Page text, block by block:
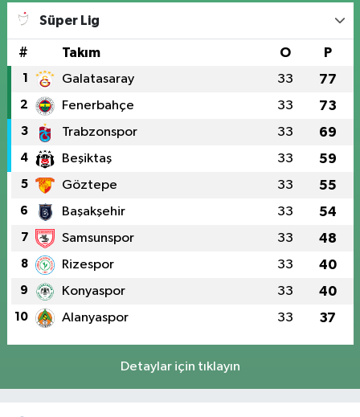
Süper Lig
# Takım O P
1 Galatasaray 33 77
2 Fenerbahçe 33 73
3 Trabzonspor 33 69
4 Beşiktaş 33 59
5 Göztepe 33 55
6 Başakşehir 33 54
7 Samsunspor 33 48
8 Rizespor 33 40
9 Konyaspor 33 40
10 Alanyaspor 33 37
Detaylar için tıklayın